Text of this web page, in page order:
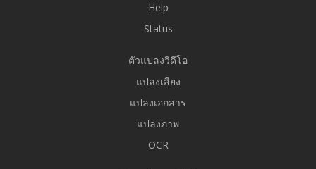
Help
Status
ตัวแปลงวิดีโอ
แปลงเสียง
แปลงเอกสาร
แปลงภาพ
OCR